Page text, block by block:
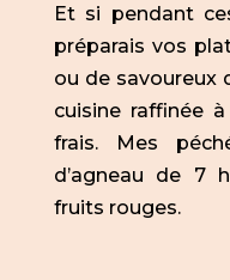
Et si pendant
préparais vos
ou de savoureux
cuisine raffinée
frais. Mes
d’agneau de 7
fruits rouges.